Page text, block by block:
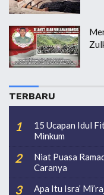
TERBARU
15 Ucapan Idul
Minkum
Niat Puasa
Caranya
Apa Itu Isra’